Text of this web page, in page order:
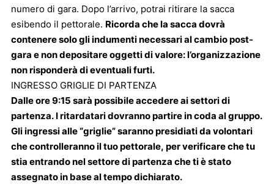
numero di gara. Dopo l’arrivo, potrai ritirare la sacca
esibendo il pettorale. Ricorda che la sacca dovrà
contenere solo gli indumenti necessari al cambio post-
gara e non depositare oggetti di valore: l’organizzazione
non risponderà di eventuali furti.
INGRESSO GRIGLIE DI PARTENZA
Dalle ore 9:15 sarà possibile accedere ai settori di
partenza. I ritardatari dovranno partire in coda al gruppo.
Gli ingressi alle “griglie” saranno presidiati da volontari
che controlleranno il tuo pettorale, per verificare che tu
stia entrando nel settore di partenza che ti è stato
assegnato in base al tempo dichiarato.